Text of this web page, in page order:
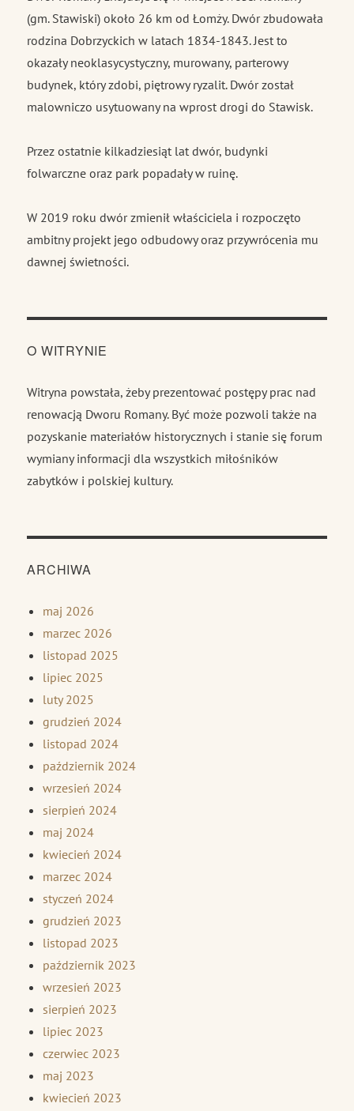
(gm. Stawiski) około 26 km od Łomży. Dwór zbudowała
rodzina Dobrzyckich w latach 1834-1843. Jest to
okazały neoklasycystyczny, murowany, parterowy
budynek, który zdobi, piętrowy ryzalit. Dwór został
malowniczo usytuowany na wprost drogi do Stawisk.
Przez ostatnie kilkadziesiąt lat dwór, budynki
folwarczne oraz park popadały w ruinę.
W 2019 roku dwór zmienił właściciela i rozpoczęto
ambitny projekt jego odbudowy oraz przywrócenia mu
dawnej świetności.
O WITRYNIE
Witryna powstała, żeby prezentować postępy prac nad
renowacją Dworu Romany. Być może pozwoli także na
pozyskanie materiałów historycznych i stanie się forum
wymiany informacji dla wszystkich miłośników
zabytków i polskiej kultury.
ARCHIWA
maj 2026
marzec 2026
listopad 2025
lipiec 2025
luty 2025
grudzień 2024
listopad 2024
październik 2024
wrzesień 2024
sierpień 2024
maj 2024
kwiecień 2024
marzec 2024
styczeń 2024
grudzień 2023
listopad 2023
październik 2023
wrzesień 2023
sierpień 2023
lipiec 2023
czerwiec 2023
maj 2023
kwiecień 2023